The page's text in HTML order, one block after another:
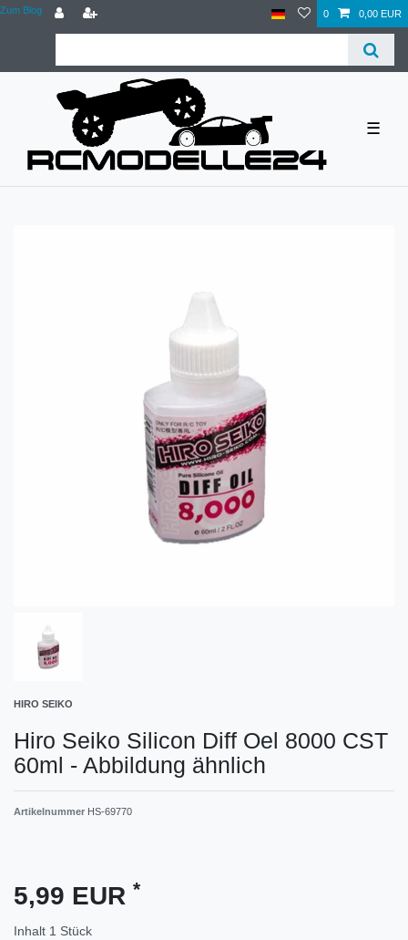
Zum Blog 0 0,00 EUR
☰
HIRO SEIKO
Hiro Seiko Silicon Diff Oel 8000 CST
60ml - Abbildung ähnlich
Artikelnummer HS-69770
5,99 EUR *
Inhalt 1 Stück